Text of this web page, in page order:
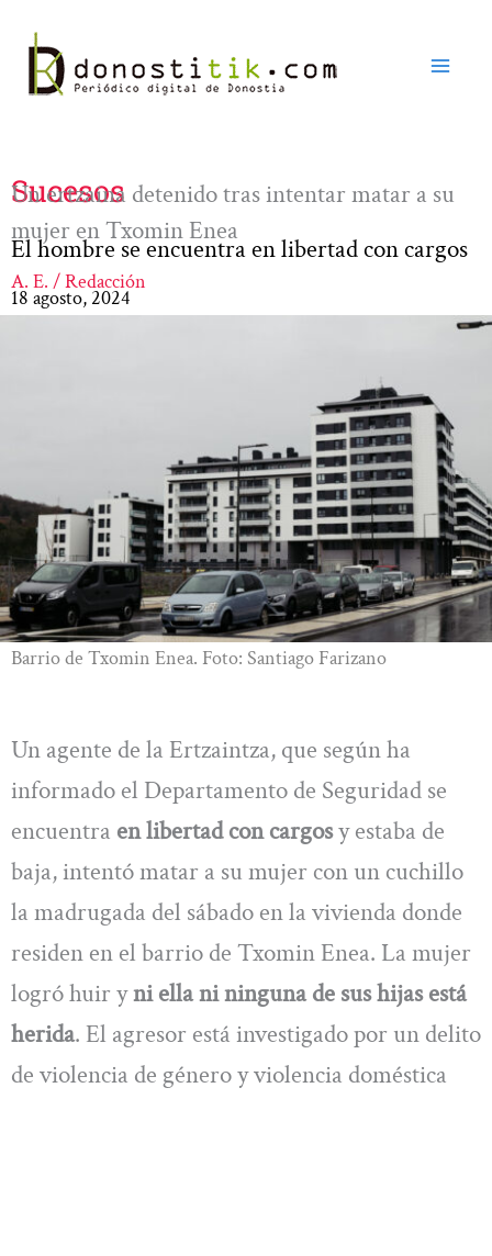
contenido
Sucesos
Un ertzaina detenido tras intentar matar a su
mujer en Txomin Enea
El hombre se encuentra en libertad con cargos
A. E. / Redacción
18 agosto, 2024
Barrio de Txomin Enea. Foto: Santiago Farizano
Un agente de la Ertzaintza, que según ha
informado el Departamento de Seguridad se
encuentra en libertad con cargosy estaba de
baja, intentó matar a su mujer con un cuchillo
la madrugada del sábado en la vivienda donde
residen en el barrio de Txomin Enea. La mujer
logró huir yni ella ni ninguna de sus hijas está
herida. El agresor está investigado por un delito
de violencia de género y violencia doméstica